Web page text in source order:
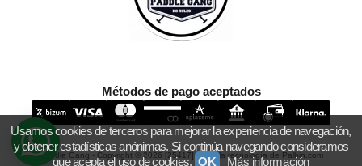
Métodos de pago aceptados
Paddle Gang - Copyright © 2026 [25417] - Con la tecnología de Palbin.com
Usamos cookies de terceros para mejorar la experiencia de navegación,
y obtener estadísticas anónimas. Si continúa navegando consideramos
que acepta el uso de cookies. OK Más información